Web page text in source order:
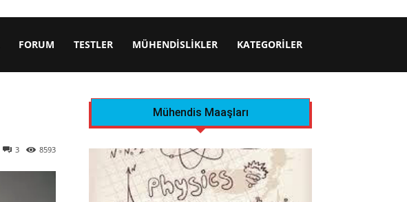
FORUM TESTLER MÜHENDISLIKLER KATEGORILER
8593
3
Mühendis Maaşları